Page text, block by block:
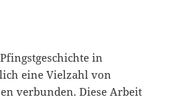
in
eine Vielzahl von
verbunden. Diese Arbeit